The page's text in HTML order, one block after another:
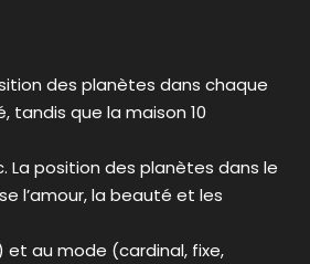
des planètes dans chaque
tandis que la maison 10
La position des planètes dans le
l’amour, la beauté et les
et au mode (cardinal, fixe,